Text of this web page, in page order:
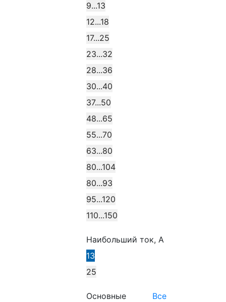
9...13
12...18
17...25
23...32
28...36
30...40
37...50
48...65
55...70
63...80
80...104
80...93
95...120
110...150
Наибольший ток, А
13
25
Основные
Все